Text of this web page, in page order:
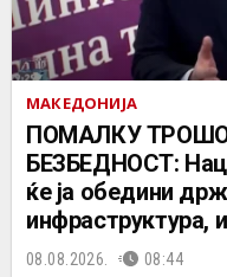
МАКЕДОНИЈА
ПОМАЛКУ
БЕЗБЕДНОСТ:
ќе ја обедини
инфраструктура,
08.08.2026. 08:44